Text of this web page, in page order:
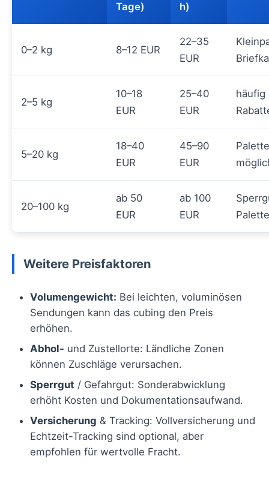
Tage)
h)
0–2 kg 8–12 EUR
22–35
EUR
2–5 kg
10–18
EUR
25–40
EUR
häufig
5–20 kg
18–40
EUR
45–90
EUR
20–100 kg
ab 50
EUR
ab 100
EUR
Weitere Preisfaktoren
Volumengewicht: Bei leichten, voluminösen
Sendungen kann das cubing den Preis
erhöhen.
Abhol- und Zustellorte: Ländliche Zonen
können Zuschläge verursachen.
Sperrgut / Gefahrgut: Sonderabwicklung
erhöht Kosten und Dokumentationsaufwand.
Versicherung & Tracking: Vollversicherung und
Echtzeit-Tracking sind optional, aber
empfohlen für wertvolle Fracht.